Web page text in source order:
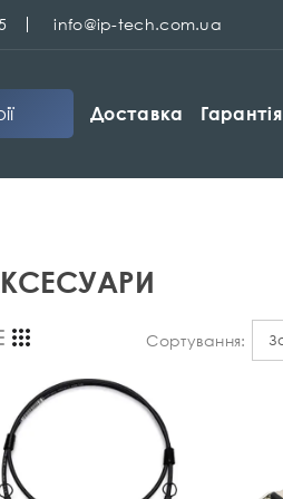
info@ip-tech.com.ua
Доставка Гарантія
Сортування: